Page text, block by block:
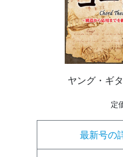
ヤング・ギ
定
最新号の